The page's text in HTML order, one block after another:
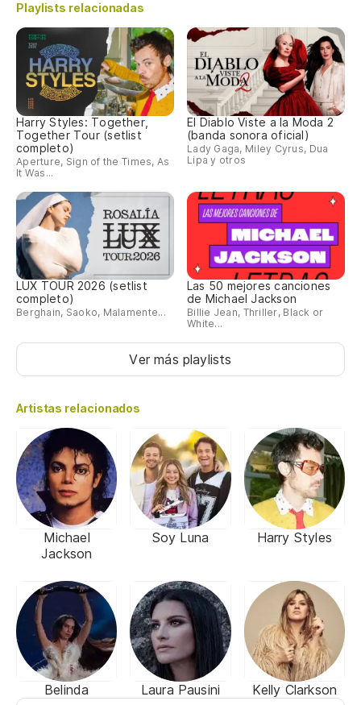
Playlists relacionadas
Harry Styles: Together,
Together Tour (setlist
completo)
Aperture, Sign of the Times, As
It Was...
El Diablo Viste a la Moda 2
(banda sonora oficial)
Lady Gaga, Miley Cyrus, Dua
Lipa y otros
LUX TOUR 2026 (setlist
completo)
Berghain, Saoko, Malamente...
Las 50 mejores canciones
de Michael Jackson
Billie Jean, Thriller, Black or
White...
Ver más playlists
Artistas relacionados
Michael
Jackson
Soy Luna Harry Styles
Belinda Laura Pausini
Kelly Clarkson